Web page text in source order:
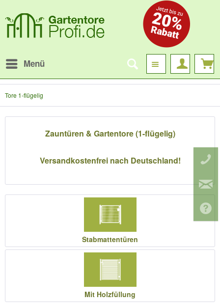
Menü
Tore 1-flügelig
Zauntüren & Gartentore (1-flügelig)
Versandkostenfrei nach Deutschland!
Stabmattentüren
Mit Holzfüllung